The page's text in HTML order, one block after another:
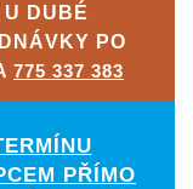
DUBÉ
PO
775 337 383
PŘÍMO